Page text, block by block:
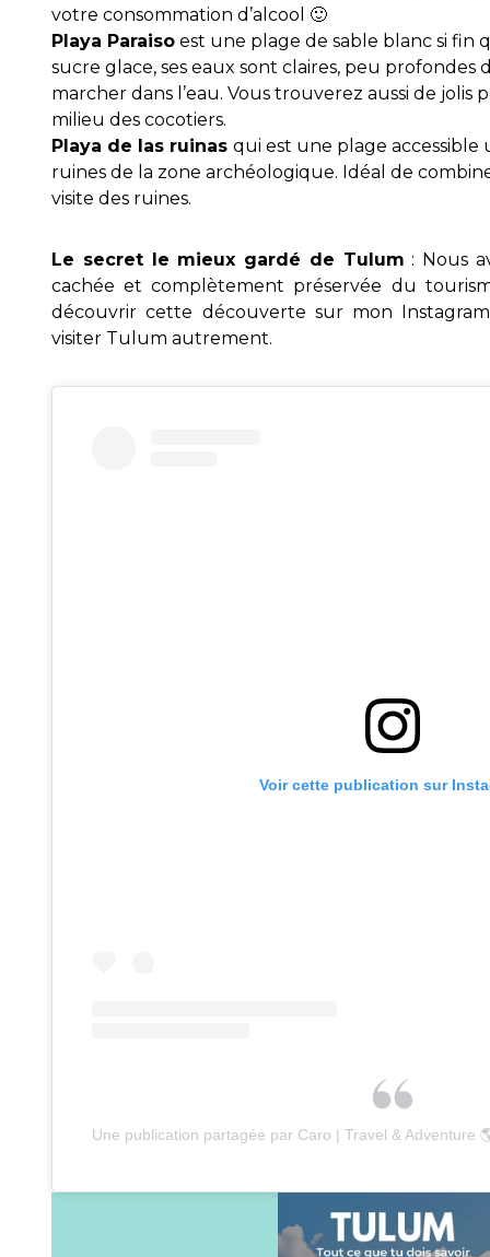
votre consommation d’alcool 🙂
Playa Paraiso est une plage de sable blanc si fin
sucre glace, ses eaux sont claires, peu profondes
marcher dans l’eau. Vous trouverez aussi de jolis
milieu des cocotiers.
Playa de las ruinasqui est une plage
ruines de la zone archéologique. Idéal de
visite des ruines.
Le secret le mieux gardé de Tulum : Nous
cachée et complètement préservée du
découvrir cette découverte sur mon
visiter Tulum autrement.
Voir cette publication sur
Une publication partagée par Caro | Travel &